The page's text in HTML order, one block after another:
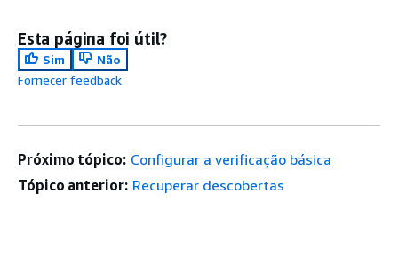
Esta página foi útil?
Sim
Não
Fornecer feedback
Próximo tópico: Configurar a verificação básica
Tópico anterior: Recuperar descobertas